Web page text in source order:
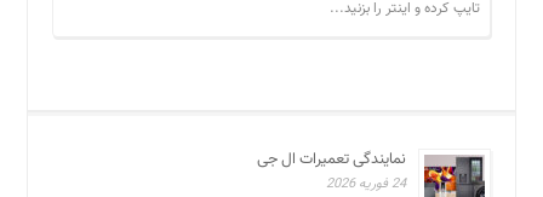
نمایندگی تعمیرات ال جی
24 فوریه 2026